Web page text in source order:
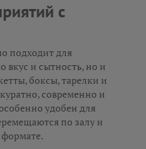
с
подходит для
вкус и сытность, но и
боксы, тарелки и
современно и
удобен для
по залу и